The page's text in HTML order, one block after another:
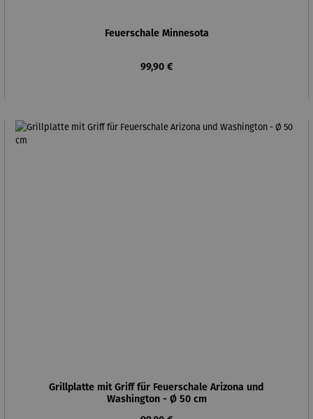
Feuerschale Minnesota
Regulärer Preis:
99,90 €
Grillplatte mit Griff für Feuerschale Arizona und
Washington - Ø 50 cm